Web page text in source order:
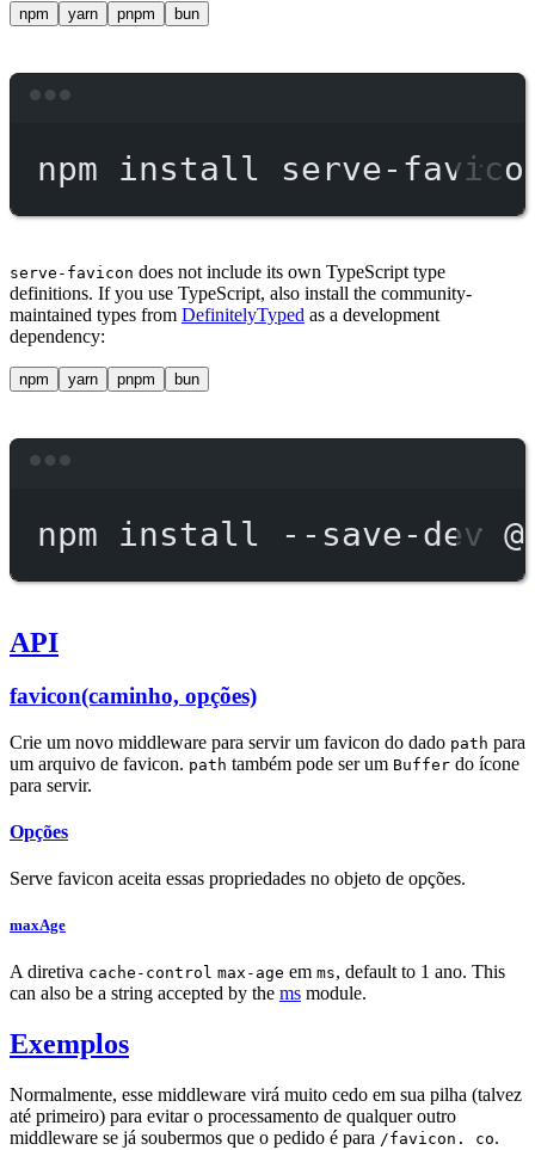
npm yarn pnpm bun
npm install serve-
serve-favicon does not include its own TypeScript type
definitions. If you use TypeScript, also install the community-
maintained types from DefinitelyTyped as a development
dependency:
npm yarn pnpm bun
npm install --save-dev
API
favicon(caminho, opções)
Crie um novo middleware para servir um favicon do dado path para
um arquivo de favicon. path também pode ser um Buffer do ícone
para servir.
Opções
Serve favicon aceita essas propriedades no objeto de opções.
maxAge
A diretiva cache-control max-age em ms, default to 1 ano. This
can also be a string accepted by the ms module.
Exemplos
Normalmente, esse middleware virá muito cedo em sua pilha (talvez
até primeiro) para evitar o processamento de qualquer outro
middleware se já soubermos que o pedido é para /favicon. co.